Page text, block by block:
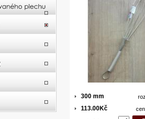
300 mm
113.00Kč